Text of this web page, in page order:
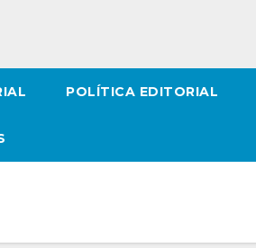
POLÍTICA EDITORIAL